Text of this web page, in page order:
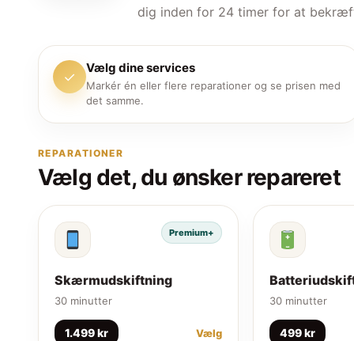
dig inden for 24 timer for at
✓
Vælg dine services
Markér én eller flere reparationer og se prisen med
det samme.
REPARATIONER
Vælg det, du ønsker repareret
Premium+
Skærmudskiftning
30 minutter
1.499 kr Vælg
30 minutter
499 kr